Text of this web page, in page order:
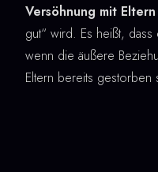
Versöhnung mit Eltern
gut“ wird. Es heißt,
wenn die äußere
Eltern bereits gestorben